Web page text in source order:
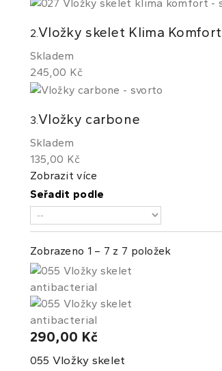
2.Vložky skelet Klima Komfort
Skladem
245,00 Kč
3. Vložky carbone
Skladem
135,00 Kč
Zobrazit více
Seřadit podle
Zobrazeno 1 – 7 z 7 položek
290,00 Kč
055 Vložky skelet